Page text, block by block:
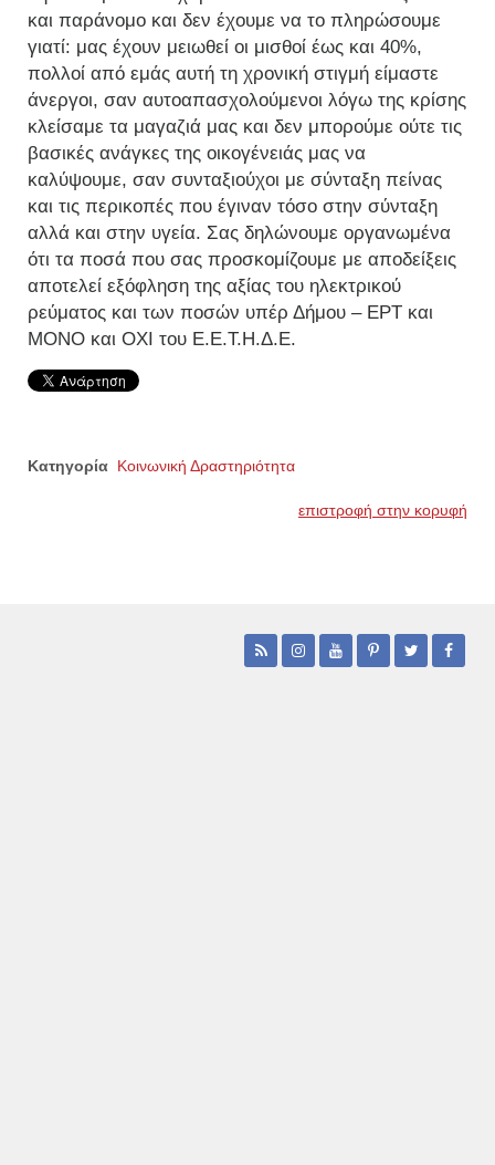
και παράνομο και δεν έχουμε να το πληρώσουμε
γιατί: μας έχουν μειωθεί οι μισθοί έως και 40%,
πολλοί από εμάς αυτή τη χρονική στιγμή είμαστε
άνεργοι, σαν αυτοαπασχολούμενοι λόγω της κρίσης
κλείσαμε τα μαγαζιά μας και δεν μπορούμε ούτε τις
βασικές ανάγκες της οικογένειάς μας να
καλύψουμε, σαν συνταξιούχοι με σύνταξη πείνας
και τις περικοπές που έγιναν τόσο στην σύνταξη
αλλά και στην υγεία. Σας δηλώνουμε οργανωμένα
ότι τα ποσά που σας προσκομίζουμε με αποδείξεις
αποτελεί εξόφληση της αξίας του ηλεκτρικού
ρεύματος και των ποσών υπέρ Δήμου – ΕΡΤ και
ΜΟΝΟ και ΟΧΙ του Ε.Ε.Τ.Η.Δ.Ε.
Κατηγορία Κοινωνική Δραστηριότητα
επιστροφή στην κορυφή